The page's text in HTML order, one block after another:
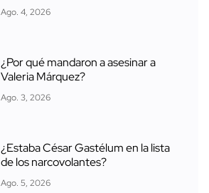
Ago. 4, 2026
¿Por qué mandaron a asesinar a
Valeria Márquez?
Ago. 3, 2026
¿Estaba César Gastélum en la lista
de los narcovolantes?
Ago. 5, 2026